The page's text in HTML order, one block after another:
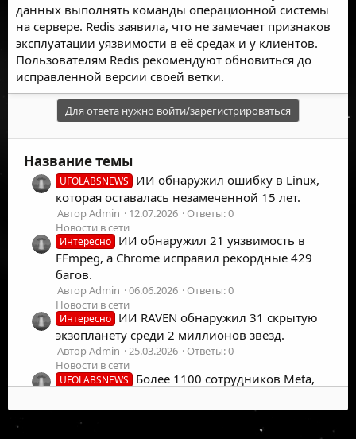
данных выполнять команды операционной системы
на сервере. Redis заявила, что не замечает признаков
эксплуатации уязвимости в её средах и у клиентов.
Пользователям Redis рекомендуют обновиться до
исправленной версии своей ветки.
Для ответа нужно войти/зарегистрироваться
Название темы
UFOLABSNEWS
ИИ обнаружил ошибку в Linux,
которая оставалась незамеченной 15 лет.
Автор Admin 12.07.2026
Ответы: 0
Новости в сети
Интересно ИИ обнаружил 21 уязвимость в
FFmpeg, а Chrome исправил рекордные 429
багов.
Автор Admin 06.06.2026
Ответы: 0
Новости в сети
Интересно ИИ RAVEN обнаружил 31 скрытую
экзопланету среди 2 миллионов звезд.
Автор Admin 25.03.2026
Ответы: 0
Новости в сети
UFOLABSNEWS
Более 1100 сотрудников Meta,
власти США замедлить развитие ИИ.
Автор Admin UFOLabs. Все права защищены.